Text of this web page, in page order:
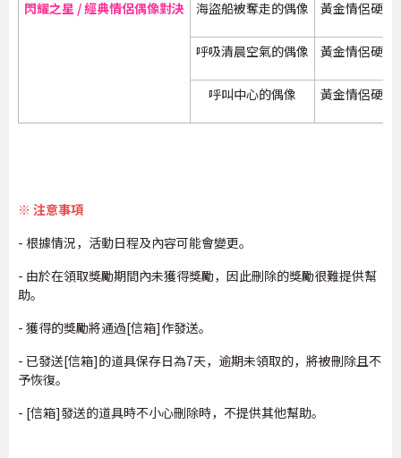
閃耀之星 / 經典情侶偶像對決 海盜船被奪走的偶像 黃金情侶硬幣
呼吸清晨空氣的偶像 黃金情侶硬幣
呼叫中心的偶像 黃金情侶硬幣
※ 注意事項
- 根據情況，活動日程及內容可能會變更。
- 由於在領取獎勵期間內未獲得獎勵，因此刪除的獎勵很難提供幫
助。
- 獲得的獎勵將通過[信箱]作發送。
- 已發送[信箱]的道具保存日為7天，逾期未領取的，將被刪除且不
予恢復。
- [信箱]發送的道具時不小心刪除時，不提供其他幫助。